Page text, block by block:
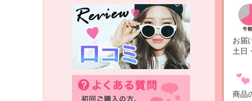
お届
土日
商品